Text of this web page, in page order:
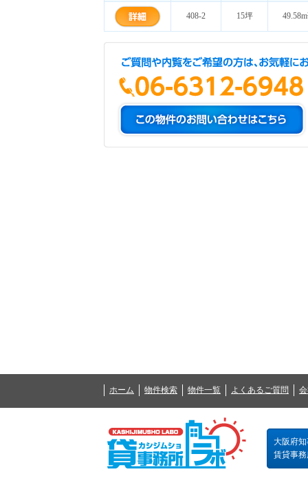
408-2 15坪
ホーム 物件検索 物件一覧 よくあるご質問
大阪府
賃貸事